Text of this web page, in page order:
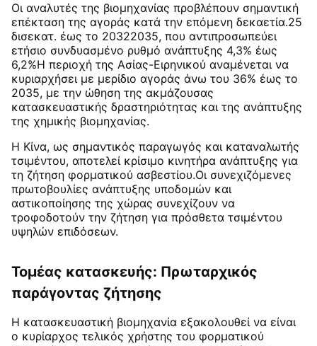
Οι αναλυτές της βιομηχανίας προβλέπουν σημαντική
επέκταση της αγοράς κατά την επόμενη δεκαετία.25
δισεκατ. έως το 20322035, που αντιπροσωπεύει
ετήσιο συνδυασμένο ρυθμό ανάπτυξης 4,3% έως
6,2%Η περιοχή της Ασίας-Ειρηνικού αναμένεται να
κυριαρχήσει με μερίδιο αγοράς άνω του 36% έως το
2035, με την ώθηση της ακμάζουσας
κατασκευαστικής δραστηριότητας και της ανάπτυξης
της χημικής βιομηχανίας.
Η Κίνα, ως σημαντικός παραγωγός και καταναλωτής
τσιμέντου, αποτελεί κρίσιμο κινητήρα ανάπτυξης για
τη ζήτηση φορματικού ασβεστίου.Οι συνεχιζόμενες
πρωτοβουλίες ανάπτυξης υποδομών και
αστικοποίησης της χώρας συνεχίζουν να
τροφοδοτούν την ζήτηση για πρόσθετα τσιμέντου
υψηλών επιδόσεων.
Τομέας κατασκευής: Πρωταρχικός
παράγοντας ζήτησης
Η κατασκευαστική βιομηχανία εξακολουθεί να είναι
ο κυρίαρχος τελικός χρήστης του φορματικού